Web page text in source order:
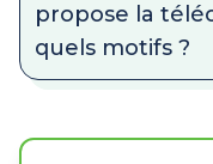
propose la
quels motifs ?